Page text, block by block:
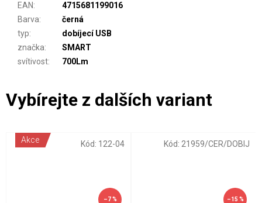
EAN:
4715681199016
Barva:
černá
typ:
dobíjecí USB
značka:
SMART
svítivost: 700Lm
Akce
–7 %
Kód: 122-04
–15 %
Kód: 21959/CER/DOBIJ